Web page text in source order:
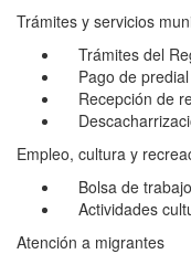
Trámites y servicios
Trámites del
Pago de
Recepción de
Empleo, cultura y
Bolsa de
Actividades
Atención a migrantes